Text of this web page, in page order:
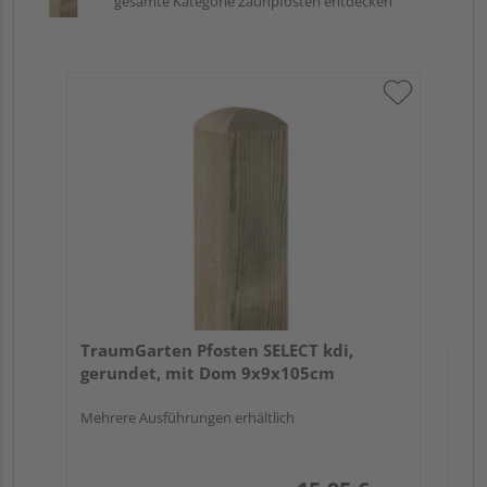
TraumGarten Pfosten SELECT kdi,
gerundet, mit Dom 9x9x105cm
Mehrere Ausführungen erhältlich